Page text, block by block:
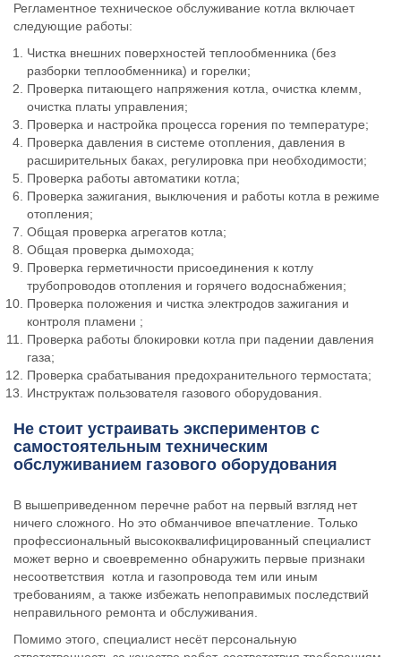
Регламентное техническое обслуживание котла включает
следующие работы:
Чистка внешних поверхностей теплообменника (без
разборки теплообменника) и горелки;
Проверка питающего напряжения котла, очистка клемм,
очистка платы управления;
Проверка и настройка процесса горения по температуре;
Проверка давления в системе отопления, давления в
расширительных баках, регулировка при необходимости;
Проверка работы автоматики котла;
Проверка зажигания, выключения и работы котла в режиме
отопления;
Общая проверка агрегатов котла;
Общая проверка дымохода;
Проверка герметичности присоединения к котлу
трубопроводов отопления и горячего водоснабжения;
Проверка положения и чистка электродов зажигания и
контроля пламени ;
Проверка работы блокировки котла при падении давления
газа;
Проверка срабатывания предохранительного термостата;
Инструктаж пользователя газового оборудования.
Не стоит устраивать экспериментов с
самостоятельным техническим
обслуживанием газового оборудования
В вышеприведенном перечне работ на первый взгляд нет
ничего сложного. Но это обманчивое впечатление. Только
профессиональный высококвалифицированный специалист
может верно и своевременно обнаружить первые признаки
несоответствия котла и газопровода тем или иным
требованиям, а также избежать непоправимых последствий
неправильного ремонта и обслуживания.
Помимо этого, специалист несёт персональную